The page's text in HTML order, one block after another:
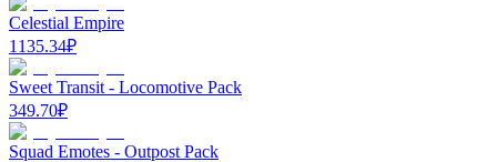
Celestial Empire
1135.34₽
Sweet Transit - Locomotive Pack
349.70₽
Squad Emotes - Outpost Pack